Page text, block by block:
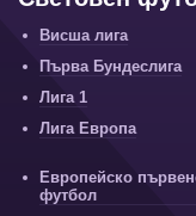
Висша лига
Първа Бундеслига
Лига 1
Лига Европа
Европейско
футбол